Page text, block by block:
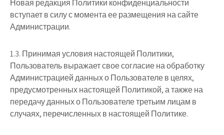
Новая редакция Политики конфиденциальности
вступает в силу с момента ее размещения на сайте
Администрации.
1.3. Принимая условия настоящей Политики,
Пользователь выражает свое согласие на обработку
Администрацией данных о Пользователе в целях,
предусмотренных настоящей Политикой, а также на
передачу данных о Пользователе третьим лицам в
случаях, перечисленных в настоящей Политике.